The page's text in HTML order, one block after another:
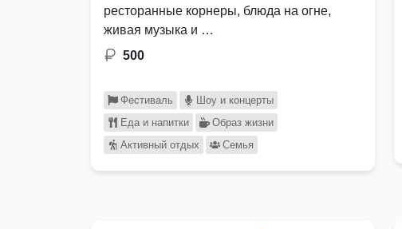
ресторанные корнеры, блюда на огне,
живая музыка и …
500
Фестиваль
Шоу и концерты
Еда и напитки
Образ жизни
Активный отдых
Семья